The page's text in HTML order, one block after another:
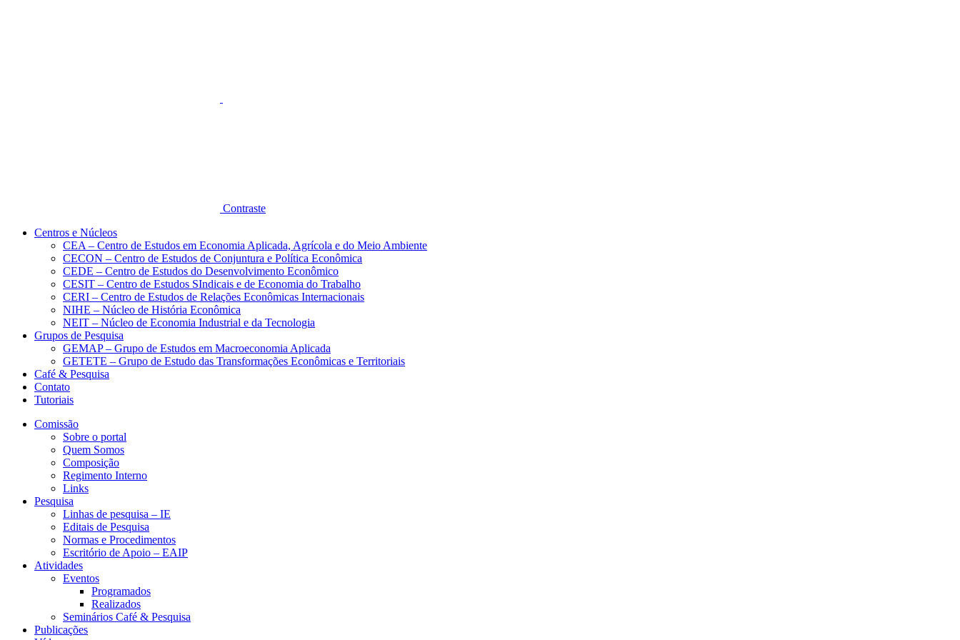
Contraste
Centros e Núcleos
CEA – Centro de Estudos em Economia Aplicada, Agrícola e do Meio Ambiente
CECON – Centro de Estudos de Conjuntura e Política Econômica
CEDE – Centro de Estudos do Desenvolvimento Econômico
CESIT – Centro de Estudos SIndicais e de Economia do Trabalho
CERI – Centro de Estudos de Relações Econômicas Internacionais
NIHE – Núcleo de História Econômica
NEIT – Núcleo de Economia Industrial e da Tecnologia
Grupos de Pesquisa
GEMAP – Grupo de Estudos em Macroeconomia Aplicada
GETETE – Grupo de Estudo das Transformações Econômicas e Territoriais
Café & Pesquisa
Contato
Tutoriais
Comissão
Sobre o portal
Quem Somos
Composição
Regimento Interno
Links
Pesquisa
Linhas de pesquisa – IE
Editais de Pesquisa
Normas e Procedimentos
Escritório de Apoio – EAIP
Atividades
Eventos
Programados
Realizados
Seminários Café & Pesquisa
Publicações